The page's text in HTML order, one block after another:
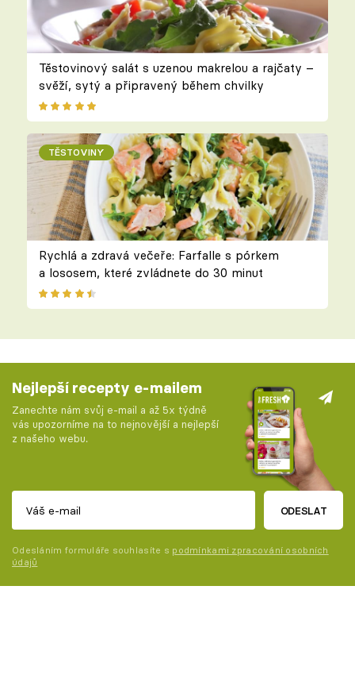
Těstovinový salát s uzenou makrelou a rajčaty –
svěží, sytý a připravený během chvilky
TĚSTOVINY
Rychlá a zdravá večeře: Farfalle s pórkem
a lososem, které zvládnete do 30 minut
Nejlepší recepty e-mailem
Zanechte nám svůj e-mail a až 5x týdně
vás upozorníme na to nejnovější a nejlepší
z našeho webu.
ODESLAT
Odesláním formuláře souhlasíte s podmínkami zpracování osobních
údajů